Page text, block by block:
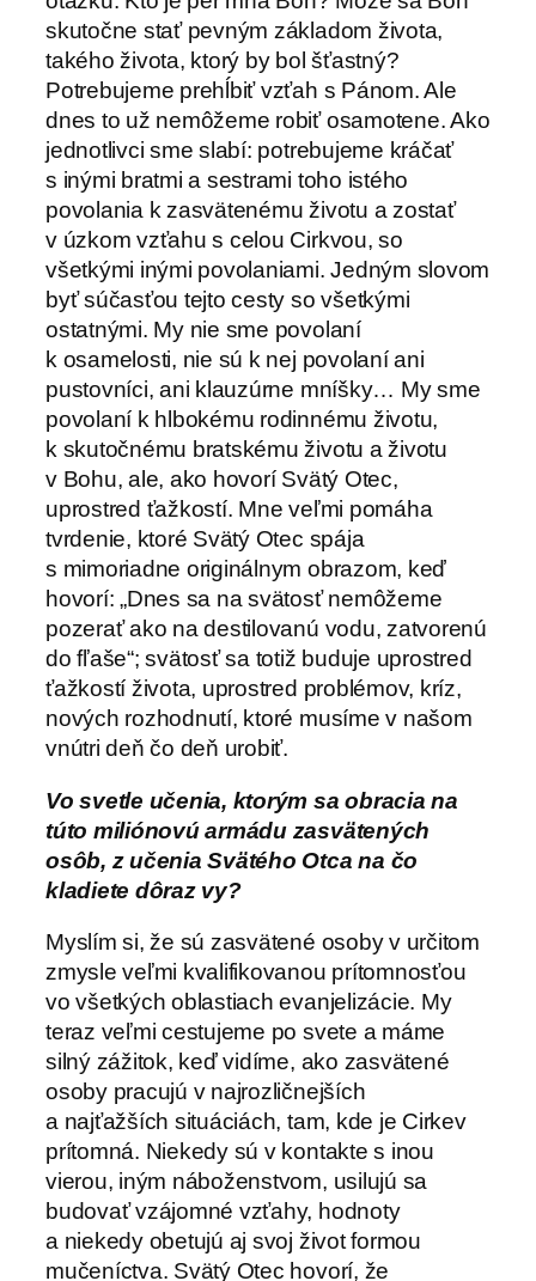
skutočne stať pevným základom života,
takého života, ktorý by bol šťastný?
Potrebujeme prehĺbiť vzťah s Pánom. Ale
dnes to už nemôžeme robiť osamotene. Ako
jednotlivci sme slabí: potrebujeme kráčať
s inými bratmi a sestrami toho istého
povolania k zasvätenému životu a zostať
v úzkom vzťahu s celou Cirkvou, so
všetkými inými povolaniami. Jedným slovom
byť súčasťou tejto cesty so všetkými
ostatnými. My nie sme povolaní
k osamelosti, nie sú k nej povolaní ani
pustovníci, ani klauzúrne mníšky… My sme
povolaní k hlbokému rodinnému životu,
k skutočnému bratskému životu a životu
v Bohu, ale, ako hovorí Svätý Otec,
uprostred ťažkostí. Mne veľmi pomáha
tvrdenie, ktoré Svätý Otec spája
s mimoriadne originálnym obrazom, keď
hovorí: „Dnes sa na svätosť nemôžeme
pozerať ako na destilovanú vodu, zatvorenú
do fľaše“; svätosť sa totiž buduje uprostred
ťažkostí života, uprostred problémov, kríz,
nových rozhodnutí, ktoré musíme v našom
vnútri deň čo deň urobiť.
Vo svetle učenia, ktorým sa obracia na
túto miliónovú armádu zasvätených
osôb, z učenia Svätého Otca na čo
kladiete dôraz vy?
Myslím si, že sú zasvätené osoby v určitom
zmysle veľmi kvalifikovanou prítomnosťou
vo všetkých oblastiach evanjelizácie. My
teraz veľmi cestujeme po svete a máme
silný zážitok, keď vidíme, ako zasvätené
osoby pracujú v najrozličnejších
a najťažších situáciách, tam, kde je Cirkev
prítomná. Niekedy sú v kontakte s inou
vierou, iným náboženstvom, usilujú sa
budovať vzájomné vzťahy, hodnoty
a niekedy obetujú aj svoj život formou
mučeníctva. Svätý Otec hovorí, že